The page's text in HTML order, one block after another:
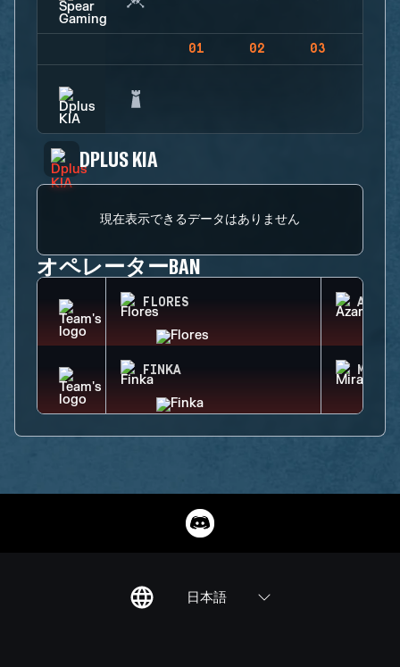
01 02 03
DPLUS KIA
現在表示できるデータはありません
オペレーターBAN
FLORES AZAMI
FINKA MIRA
日本語